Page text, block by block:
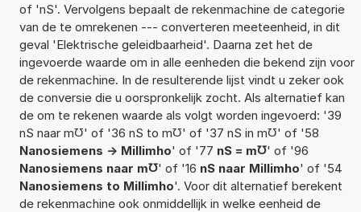
of 'nS'. Vervolgens bepaalt de rekenmachine de categorie
van de te omrekenen --- converteren meeteenheid, in dit
geval 'Elektrische geleidbaarheid'. Daarna zet het de
ingevoerde waarde om in alle eenheden die bekend zijn voor
de rekenmachine. In de resulterende lijst vindt u zeker ook
de conversie die u oorspronkelijk zocht. Als alternatief kan
de om te rekenen waarde als volgt worden ingevoerd: '39
nS naar m℧' of '36 nS to m℧' of '37 nS in m℧' of '58
Nanosiemens -> Millimho' of '77 nS = m℧' of '96
Nanosiemens naar m℧' of '16 nS naar Millimho' of '54
Nanosiemens to Millimho'. Voor dit alternatief berekent
de rekenmachine ook onmiddellijk in welke eenheid de